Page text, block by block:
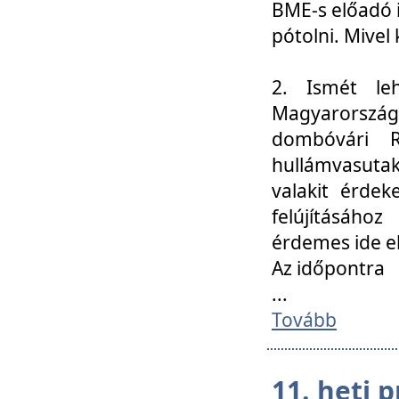
BME-s
pótolni. Mivel
2. Ismét
dombóvári
valakit
érdemes ide
Az időpontra
...
Tovább
11. heti